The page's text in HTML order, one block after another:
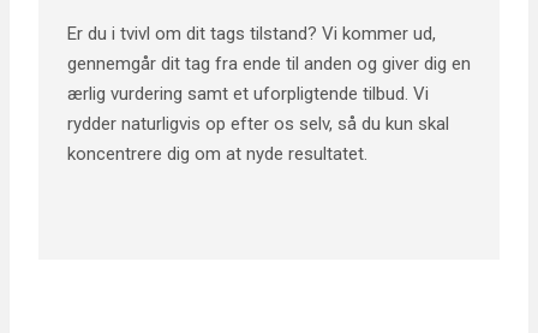
Er du i tvivl om dit tags tilstand? Vi kommer ud,
gennemgår dit tag fra ende til anden og giver dig en
ærlig vurdering samt et uforpligtende tilbud. Vi
rydder naturligvis op efter os selv, så du kun skal
koncentrere dig om at nyde resultatet.